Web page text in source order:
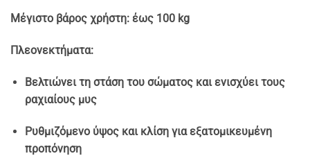
Μέγιστο βάρος χρήστη: έως 100 kg
Πλεονεκτήματα:
Βελτιώνει τη στάση του σώματος και ενισχύει τους
ραχιαίους μυς
Ρυθμιζόμενο ύψος και κλίση για εξατομικευμένη
προπόνηση